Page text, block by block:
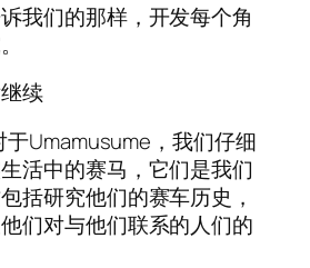
我们的那样，开发每个角
续
于Umamusume，我们仔细
活中的赛马，它们是我们
括研究他们的赛车历史，
们对与他们联系的人们的